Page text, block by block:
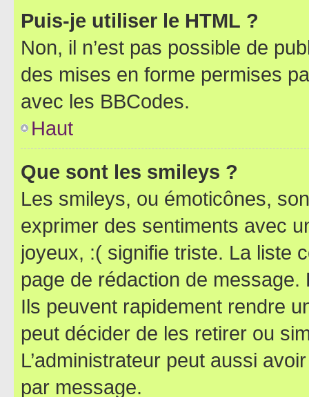
Puis-je utiliser le HTML ?
Non, il n’est pas possible de
des mises en forme permises
avec les BBCodes.
Haut
Que sont les smileys ?
Les smileys, ou émoticônes,
exprimer des sentiments avec
joyeux, :( signifie triste. La liste
page de rédaction de
Ils peuvent rapidement rendre
peut décider de les retirer ou
L’administrateur peut aussi
par message.